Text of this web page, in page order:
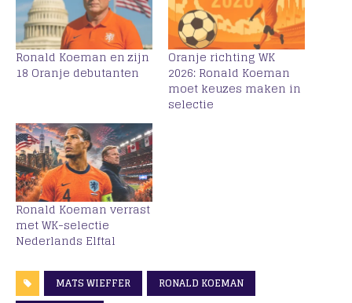
Ronald Koeman en zijn
18 Oranje debutanten
Oranje richting WK
2026: Ronald Koeman
moet keuzes maken in
selectie
Ronald Koeman verrast
met WK-selectie
Nederlands Elftal
MATS WIEFFER
RONALD KOEMAN